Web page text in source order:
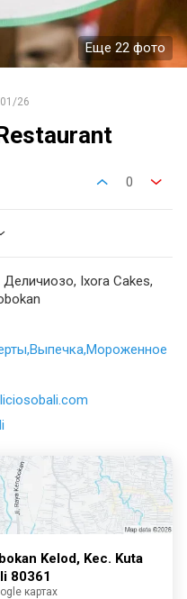
Еще 22 фото
26
0
Деличиозо, Ixora Cakes,
ВыпечкаМороженное
Kelod, Kec. Kuta
80361
картах